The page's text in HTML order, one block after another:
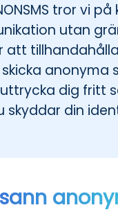
Polski
Norsk
tror vi
utan
att
anonyma
dig fritt
skyddar din